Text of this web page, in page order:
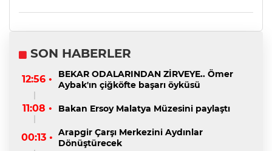
SON HABERLER
12:56 •
BEKAR ODALARINDAN ZİRVEYE.. Ömer
Aybak'ın çiğköfte başarı öyküsü
11:08 • Bakan Ersoy Malatya Müzesini paylaştı
00:13 • Arapgir Çarşı Merkezini Aydınlar
Dönüştürecek